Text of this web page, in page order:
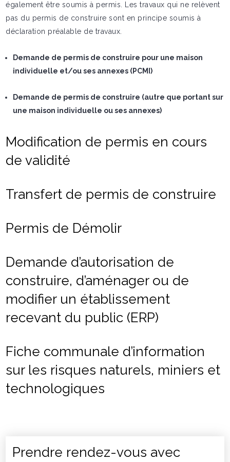
également être soumis à permis. Les travaux qui ne relèvent
pas du permis de construire sont en principe soumis à
déclaration préalable de travaux.
Demande de permis de construire pour une maison
individuelle et/ou ses annexes (PCMI)
Demande de permis de construire (autre que portant sur
une maison individuelle ou ses annexes)
Modification de permis en cours
de validité
Transfert de permis de construire
Permis de Démolir
Demande d’autorisation de
construire, d’aménager ou de
modifier un établissement
recevant du public (ERP)
Fiche communale d’information
sur les risques naturels, miniers et
technologiques
Prendre rendez-vous avec